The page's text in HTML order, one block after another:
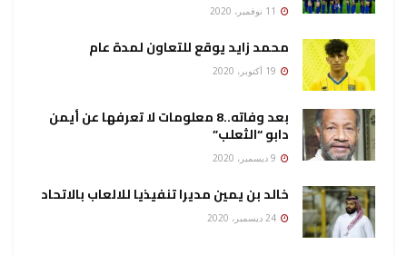
محمد زايد يوقع للتعاون لمدة عام
بعد وفاته..8 معلومات لا تعرفها عن أيمن
دابو “الثعلب”
خالد بن يمين مديرا تنفيذيا للالعاب بالاتحاد